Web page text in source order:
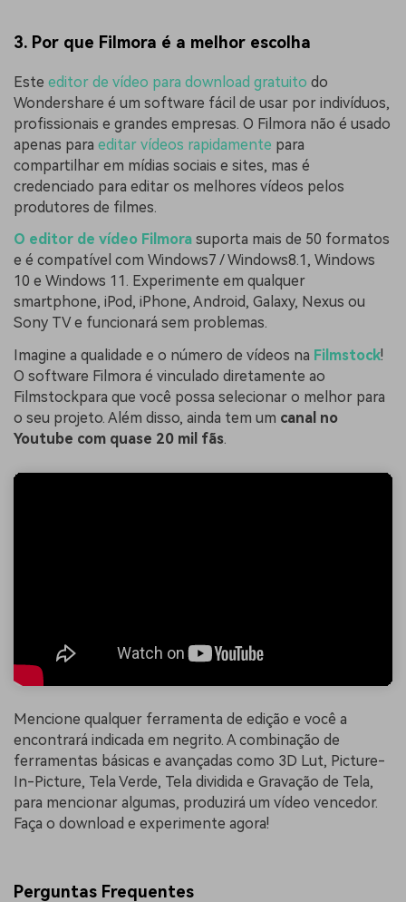
3. Por que Filmora é a melhor escolha
Este editor de vídeo para download gratuito do
Wondershare é um software fácil de usar por indivíduos,
profissionais e grandes empresas. O Filmora não é usado
apenas para editar vídeos rapidamente para
compartilhar em mídias sociais e sites, mas é
credenciado para editar os melhores vídeos pelos
produtores de filmes.
O editor de vídeo Filmora suporta mais de 50 formatos
e é compatível com Windows7 / Windows8.1, Windows
10 e Windows 11. Experimente em qualquer
smartphone, iPod, iPhone, Android, Galaxy, Nexus ou
Sony TV e funcionará sem problemas.
Imagine a qualidade e o número de vídeos na Filmstock!
O software Filmora é vinculado diretamente ao
Filmstockpara que você possa selecionar o melhor para
o seu projeto. Além disso, ainda tem um canal no
Youtube com quase 20 mil fãs.
Mencione qualquer ferramenta de edição e você a
encontrará indicada em negrito. A combinação de
ferramentas básicas e avançadas como 3D Lut, Picture-
In-Picture, Tela Verde, Tela dividida e Gravação de Tela,
para mencionar algumas, produzirá um vídeo vencedor.
Faça o download e experimente agora!
Perguntas Frequentes